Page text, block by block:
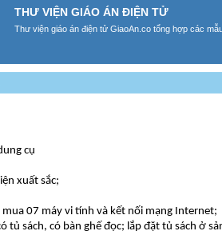
THƯ VIỆN GIÁO ÁN ĐIỆN TỬ
Thư viện giáo án điện tử GiaoAn.co tổng hợp các
cụ
xuất sắc;
07 máy vi tính và kết nối mạng Internet;
sách, có bàn ghế đọc; lắp đặt tủ sách ở